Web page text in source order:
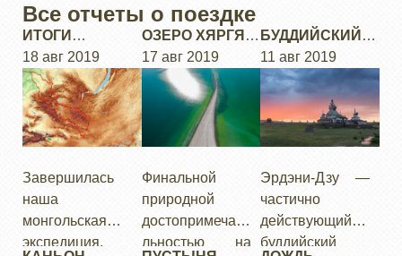
Все отчеты о поездке
ИТОГИ
ПОЕЗДКИ ПО
МОНГОЛИИ
18 авг 2019
Завершилась
наша
монгольская
экспедиция.
ОЗЕРО ХЯРГЯС-
НУУР
17 авг 2019
Финальной
природной
достопримечате
льностью на
БУДДИЙСКИЙ
МОНАСТЫРЬ
ЭРДЭНИ-ДЗУ
11 авг 2019
Эрдэни-Дзу —
частично
действующий
буддийский